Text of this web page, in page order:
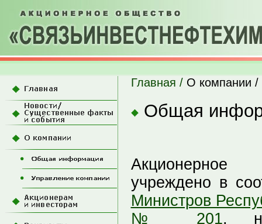
Главная / О компании
Общая
Акционерное
учреждено в
Министров
№ 201,